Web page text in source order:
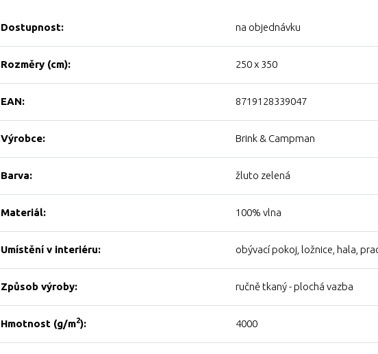
Dostupnost: na objednávku
Rozměry (cm): 250 x 350
EAN: 8719128339047
Výrobce: Brink & Campman
Barva: žluto zelená
Materiál: 100% vlna
Umístění v interiéru: obývací pokoj, ložnice, hala,
Způsob výroby: ručně tkaný - plochá vazba
Hmotnost (g/m2): 4000